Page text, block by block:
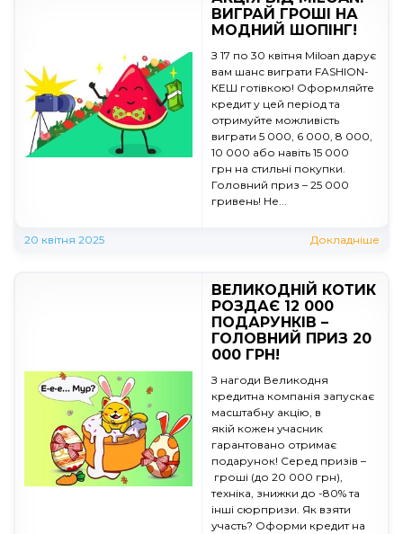
ВИГРАЙ ГРОШІ НА
МОДНИЙ ШОПІНГ!
З 17 по 30 квітня Miloan дарує
вам шанс виграти FASHION-
КЕШ готівкою! Оформляйте
кредит у цей період та
отримуйте можливість
виграти 5 000, 6 000, 8 000,
10 000 або навіть 15 000
грн на стильні покупки.
Головний приз – 25 000
гривень! Не...
20 квітня 2025 Докладніше
ВЕЛИКОДНІЙ КОТИК
РОЗДАЄ 12 000
ПОДАРУНКІВ –
ГОЛОВНИЙ ПРИЗ 20
000 ГРН!
З нагоди Великодня
кредитна компанія запускає
масштабну акцію, в
якій кожен учасник
гарантовано отримає
подарунок! Серед призів –
гроші (до 20 000 грн),
техніка, знижки до -80% та
інші сюрпризи. Як взяти
участь? Оформи кредит на